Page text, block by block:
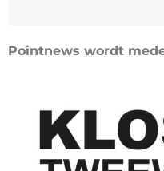
Pointnews wordt